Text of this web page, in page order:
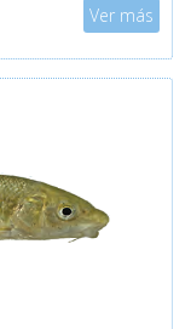
Mostrar
Ver más